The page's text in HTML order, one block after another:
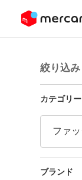
ツにスキップ
絞り込み
カテゴリー
ブランド